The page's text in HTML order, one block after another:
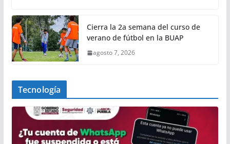
Cierra la 2a semana del curso de
verano de fútbol en la BUAP
agosto 7, 2026
Tecnología